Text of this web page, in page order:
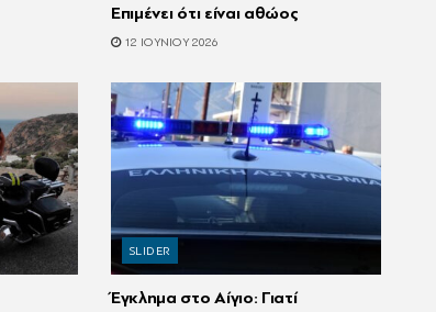
Επιμένει ότι είναι αθώος
12 ΙΟΥΝΊΟΥ 2026
SLIDER
Έγκλημα στο Αίγιο: Γιατί